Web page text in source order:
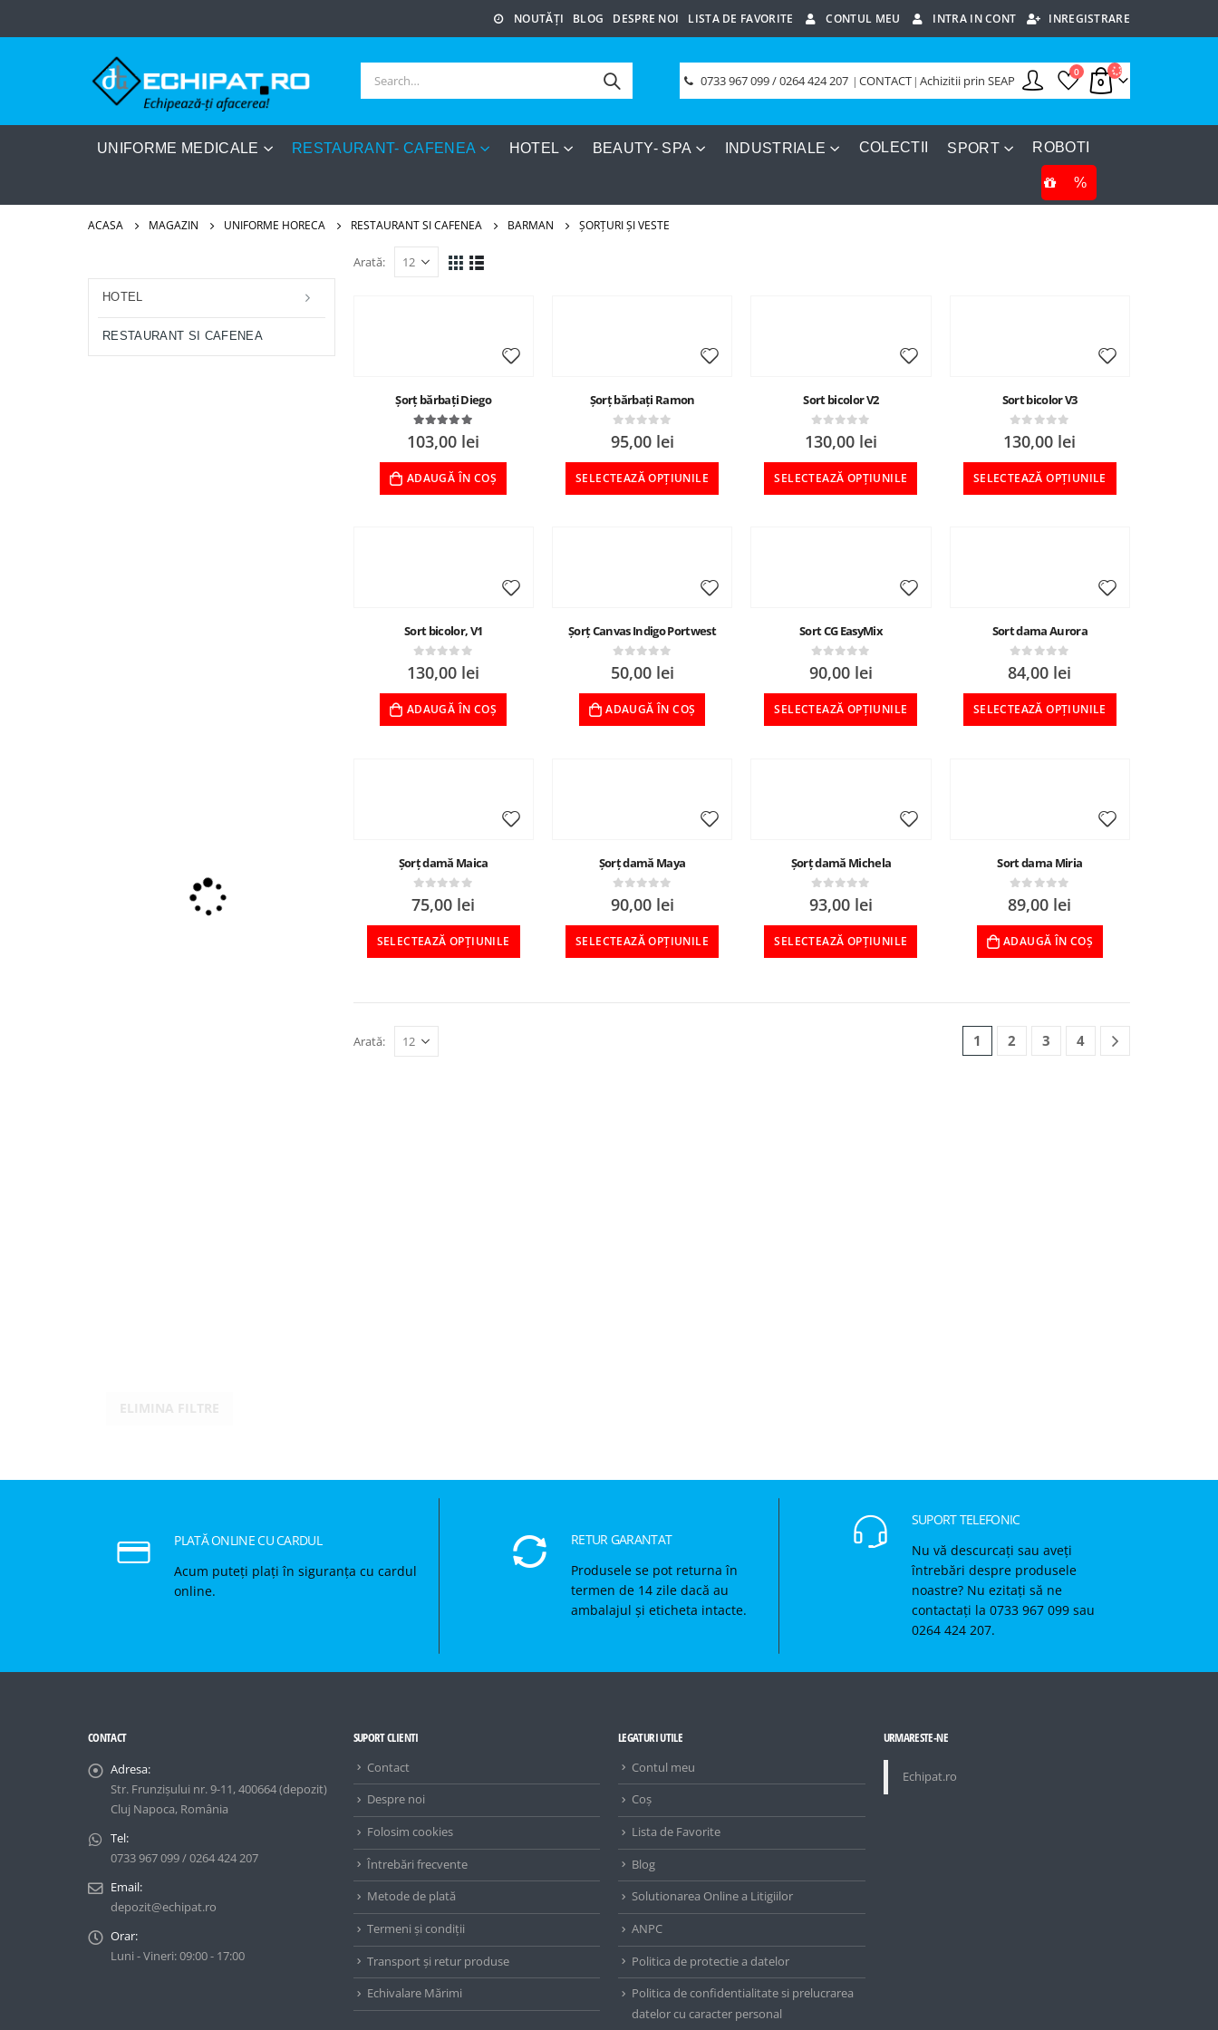
NOUTĂȚI BLOG DESPRE NOI LISTA DE FAVORITE CONTUL MEU INTRA IN CONT INREGISTRARE
0733 967 099 / 0264 424 207 | CONTACT | Achizitii prin SEAP
0
UNIFORME MEDICALE RESTAURANT- CAFENEA HOTEL BEAUTY- SPA INDUSTRIALE COLECTII SPORT ROBOTI
%
ACASA MAGAZIN UNIFORME HORECA RESTAURANT SI CAFENEA BARMAN ȘORȚURI ȘI VESTE
Arată:
Șorț bărbați Diego
5.00 out of 5
103,00 lei
ADAUGĂ ÎN COȘ
Șorț bărbați Ramon
0 out of 5
95,00 lei
SELECTEAZĂ OPȚIUNILE
Sort bicolor V2
0out of 5
130,00 lei
SELECTEAZĂ OPȚIUNILE
Sort bicolor V3
0out of 5
130,00 lei
SELECTEAZĂ OPȚIUNILE
Sort bicolor, V1
0out of 5
130,00 lei
ADAUGĂ ÎN COȘ
Șorț Canvas Indigo Portwest
0out of 5
50,00 lei
ADAUGĂ ÎN COȘ
Sort CG EasyMix
0 out of 5
90,00 lei
SELECTEAZĂ OPȚIUNILE
Sort dama Aurora
0 out of 5
84,00 lei
SELECTEAZĂ OPȚIUNILE
Șorț damă Maica
0out of 5
75,00 lei
SELECTEAZĂ OPȚIUNILE
Șorț damă Maya
0 out of 5
90,00 lei
SELECTEAZĂ OPȚIUNILE
Șorț damă Michela
0 out of 5
93,00 lei
SELECTEAZĂ OPȚIUNILE
Sort dama Miria
0 out of 5
89,00 lei
ADAUGĂ ÎN COȘ
Arată: 1 2 3 4
HOTEL
RESTAURANT SI CAFENEA
PLATĂ ONLINE CU CARDUL
Acum puteți plați în siguranța cu cardul
online.
RETUR GARANTAT
Produsele se pot returna în
termen de 14 zile dacă au
ambalajul și eticheta intacte.
SUPORT TELEFONIC
Nu vă descurcați sau aveți
întrebări despre produsele
noastre? Nu ezitați să ne
contactați la 0733 967 099 sau
0264 424 207.
CONTACT
Adresa:
Str. Frunzișului nr. 9-11, 400664 (depozit)
Cluj Napoca, România
Tel:
0733 967 099 / 0264 424 207
Email:
depozit@echipat.ro
Orar:
Luni - Vineri: 09:00 - 17:00
SUPORT CLIENTI
Contact
Despre noi
Folosim cookies
Întrebări frecvente
Metode de plată
Termeni și condiții
Transport și retur produse
Echivalare Mărimi
LEGATURI UTILE
Contul meu
Coș
Lista de Favorite
Blog
Solutionarea Online a Litigiilor
ANPC
Politica de protectie a datelor
Politica de confidentialitate si prelucrarea
datelor cu caracter personal
URMARESTE-NE
Echipat.ro